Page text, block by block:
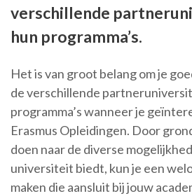
verschillende
hun programma’s.
Het is van groot belang om je
de verschillende
programma’s wanneer je
Erasmus Opleidingen. Door
doen naar de diverse
universiteit biedt, kun je een
maken die aansluit bij jouw